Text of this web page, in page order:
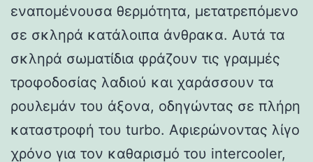
εναπομένουσα θερμότητα, μετατρεπόμενο
σε σκληρά κατάλοιπα άνθρακα. Αυτά τα
σκληρά σωματίδια φράζουν τις γραμμές
τροφοδοσίας λαδιού και χαράσσουν τα
ρουλεμάν του άξονα, οδηγώντας σε πλήρη
καταστροφή του turbo. Αφιερώνοντας λίγο
χρόνο για τον καθαρισμό του intercooler,